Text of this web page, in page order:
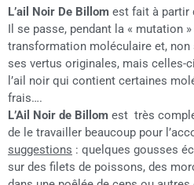
L’ail Noir De Billom est fait à partir
Il se passe, pendant la « mutation
transformation moléculaire et, non
ses vertus originales, mais celles-
l’ail noir qui contient certaines
frais….
L’Ail Noir de Billom est très
de le travailler beaucoup pour
suggestions : quelques gousses
sur des filets de poissons, des